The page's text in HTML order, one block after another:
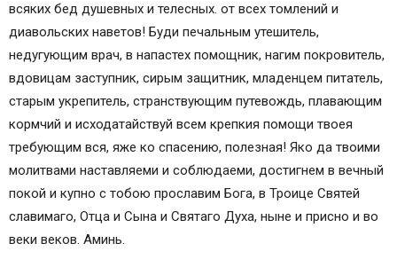
всяких бед душевных и телесных. от всех томлений и
диавольских наветов! Буди печальным утешитель,
недугующим врач, в напастех помощник, нагим покровитель,
вдовицам заступник, сирым защитник, младенцем питатель,
старым укрепитель, странствующим путевождь, плавающим
кормчий и исходатайствуй всем крепкия помощи твоея
требующим вся, яже ко спасению, полезная! Яко да твоими
молитвами наставляеми и соблюдаеми, достигнем в вечный
покой и купно с тобою прославим Бога, в Троице Святей
славимаго, Отца и Сына и Святаго Духа, ныне и присно и во
веки веков. Аминь.